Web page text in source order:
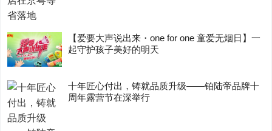
【爱要大声说出来・one for one 童爱无烟日】一
起守护孩子美好的明天
十年匠心付出，铸就品质升级——铂陆帝品牌十
周年露营节在深举行